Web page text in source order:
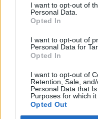
I want to opt-out of
Personal Data.
Opted In
I want to opt-out of
Personal Data for
Opted In
I want to opt-out of
Retention, Sale,
Personal Data that
Purposes for which it
Opted Out
jatkoajalla todellisella
lahjamaalilla – näin
MM-
Leijonat
jatkoajalla